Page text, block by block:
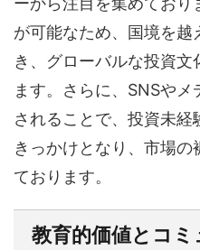
が可能なため、国境を
き、グローバルな投資文
ます。さらに、SNSや
されることで、投資未
きっかけとなり、市場
ております。
教育的価値とコ